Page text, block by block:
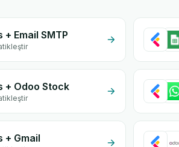
Email SMTP
+ Odoo Stock
+ Gmail